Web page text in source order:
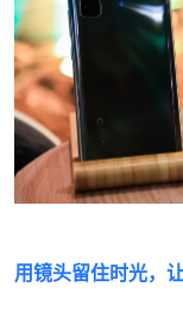
用镜头留住时光，